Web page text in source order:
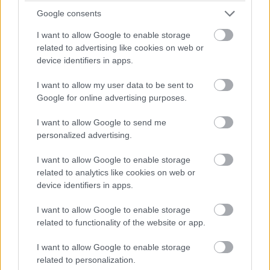
Google consents
I want to allow Google to enable storage
related to advertising like cookies on web or
device identifiers in apps.
I want to allow my user data to be sent to
Google for online advertising purposes.
I want to allow Google to send me
personalized advertising.
I want to allow Google to enable storage
related to analytics like cookies on web or
device identifiers in apps.
I want to allow Google to enable storage
related to functionality of the website or app.
I want to allow Google to enable storage
related to personalization.
Mi történik, ha a beteg első klinikai interakciója nem az
ügynökkel zajlik? Az Egyesült Arab Emírségekbenez már
nem elméleti kérdés . Az Emirates Health Services, az
bevezette Amal virtuális asszisztenst, amely a
konzultáció előtt strukturált kórtörténetet vesz fel a
pácienstől, kockázati jelzőket azonosít és tömör
összefoglalót készít az orvos számára - még mielőtt a
Mubaraka Ibrahim, az EHS informatikai és AI-igazgatója
szerint ez alapvetően átírja az ellátás előoldalát: a
konzultációs idő, amelyet korábban adatgyűjtésre kellett
fordítani, most a diagnózisra és a betegekkel való valódi
megközelítésben nem helyettesíti az orvosi
ítélőképességet, hanem csökkenti a kognitív terhelést és